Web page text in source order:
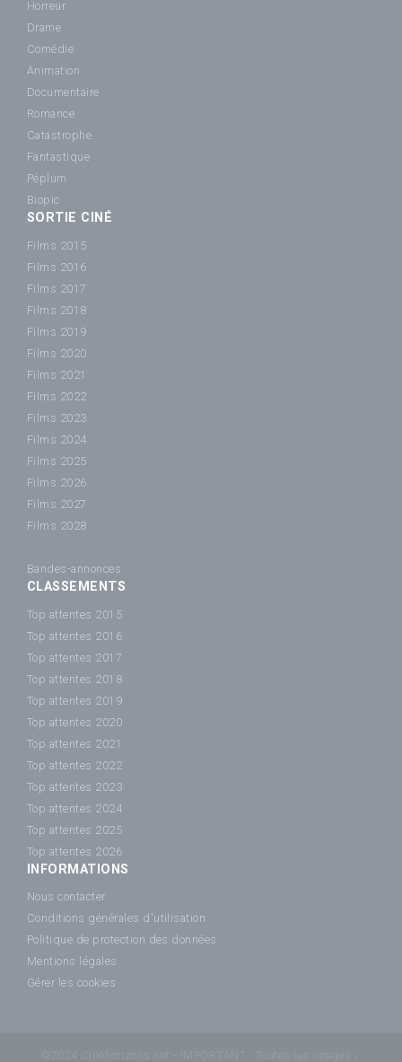
Horreur
Drame
Comédie
Animation
Documentaire
Romance
Catastrophe
Fantastique
Péplum
Biopic
SORTIE CINÉ
Films 2015
Films 2016
Films 2017
Films 2018
Films 2019
Films 2020
Films 2021
Films 2022
Films 2023
Films 2024
Films 2025
Films 2026
Films 2027
Films 2028
Bandes-annonces
CLASSEMENTS
Top attentes 2015
Top attentes 2016
Top attentes 2017
Top attentes 2018
Top attentes 2019
Top attentes 2020
Top attentes 2021
Top attentes 2022
Top attentes 2023
Top attentes 2024
Top attentes 2025
Top attentes 2026
INFORMATIONS
Nous contacter
Conditions générales d'utilisation
Politique de protection des données
Mentions légales
Gérer les cookies